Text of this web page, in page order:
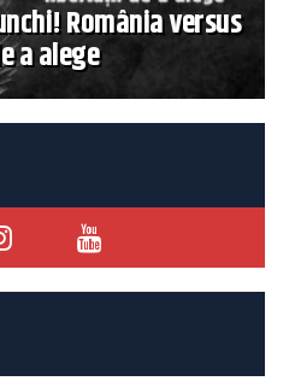
România versus
a alege